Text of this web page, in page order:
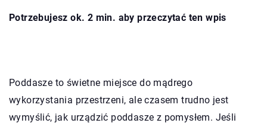
Potrzebujesz ok. 2 min. aby przeczytać ten wpis
Poddasze to świetne miejsce do mądrego
wykorzystania przestrzeni, ale czasem trudno jest
wymyślić, jak urządzić poddasze z pomysłem. Jeśli